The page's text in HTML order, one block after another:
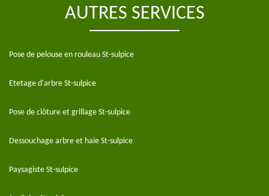
AUTRES SERVICES
Pose de pelouse en rouleau St-sulpice
Etetage d'arbre St-sulpice
Pose de clôture et grillage St-sulpice
Dessouchage arbre et haie St-sulpice
Paysagiste St-sulpice